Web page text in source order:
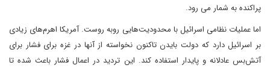
پراکنده به شمار می رود.
اما عملیات نظامی اسرائیل با محدودیت‌هایی روبه روست. آمریکا اهرم‌های زیادی
بر اسرائیل دارد که دولت بایدن تاکنون نخواسته از آنها در غزه برای فشار برای
آتش‌بس عادلانه و پایدار استفاده کند. این تردید در اعمال فشار باعث شده تا